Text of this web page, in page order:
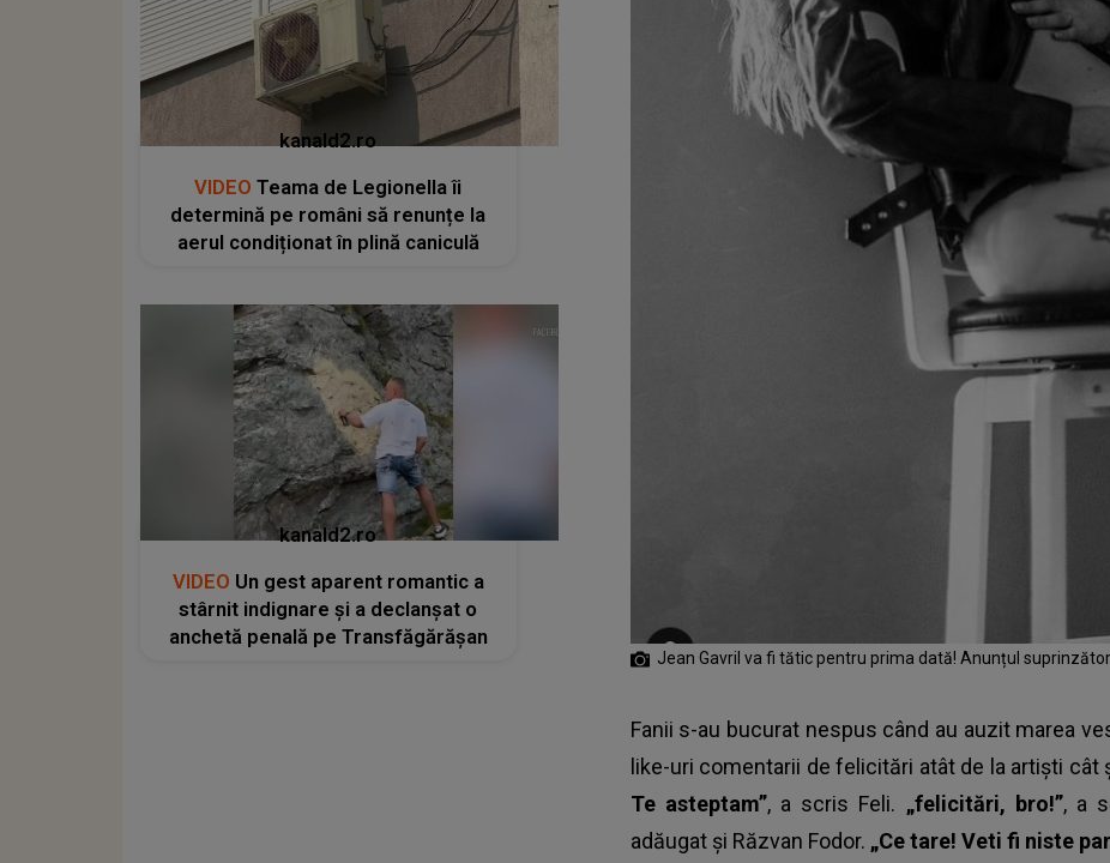
Jean Gavril va fi tătic pentru prima dată! Anunțul
Fanii s-au bucurat nespus când au auzit marea
like-uri comentarii de felicitări atât de la artiști cât
Te asteptam”, a scris Feli. „felicitări, bro!”, a
adăugat și Răzvan Fodor. „Ce tare! Veti fi niste
kanald2.ro
VIDEO Teama de Legionella îi
determină pe români să renunțe la
aerul condiționat în plină caniculă
kanald2.ro
VIDEO Un gest aparent romantic a
stârnit indignare și a declanșat o
anchetă penală pe Transfăgărășan